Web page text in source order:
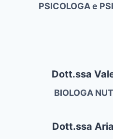
PSICOLOGA e
Dott.ssa
BIOLOGA
Dott.ssa